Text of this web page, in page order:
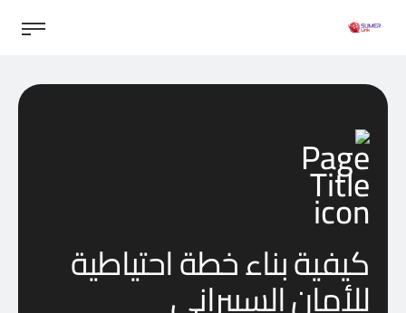
كيفية بناء خطة احتياطية
للأمان السيبراني